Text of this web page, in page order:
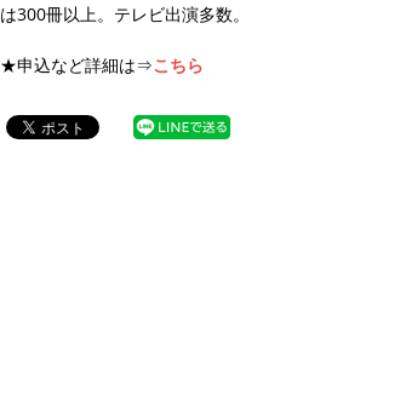
は300冊以上。テレビ出演多数。
★申込など詳細は⇒こちら